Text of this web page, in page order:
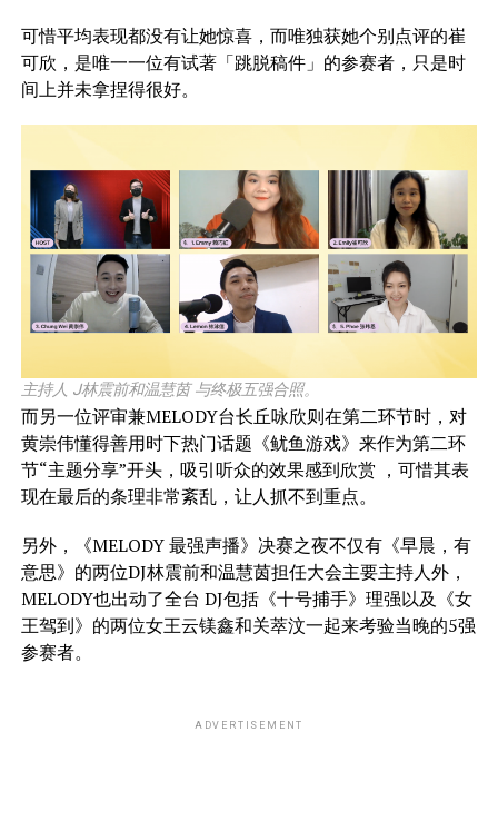
可惜平均表现都没有让她惊喜，而唯独获她个别点评的崔
可欣，是唯一一位有试著「跳脱稿件」的参赛者，只是时
间上并未拿捏得很好。
主持人 J林震前和温慧茵 与终极五强合照。
而另一位评审兼MELODY台长丘咏欣则在第二环节时，对
黄崇伟懂得善用时下热门话题《鱿鱼游戏》来作为第二环
节“主题分享”开头，吸引听众的效果感到欣赏 ，可惜其表
现在最后的条理非常紊乱，让人抓不到重点。
另外，《MELODY 最强声播》决赛之夜不仅有《早晨，有
意思》的两位DJ林震前和温慧茵担任大会主要主持人外，
MELODY也出动了全台 DJ包括《十号捕手》理强以及《女
王驾到》的两位女王云镁鑫和关萃汶一起来考验当晚的5强
参赛者。
ADVERTISEMENT